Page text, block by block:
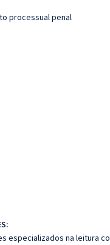
processual penal
especializados na leitura